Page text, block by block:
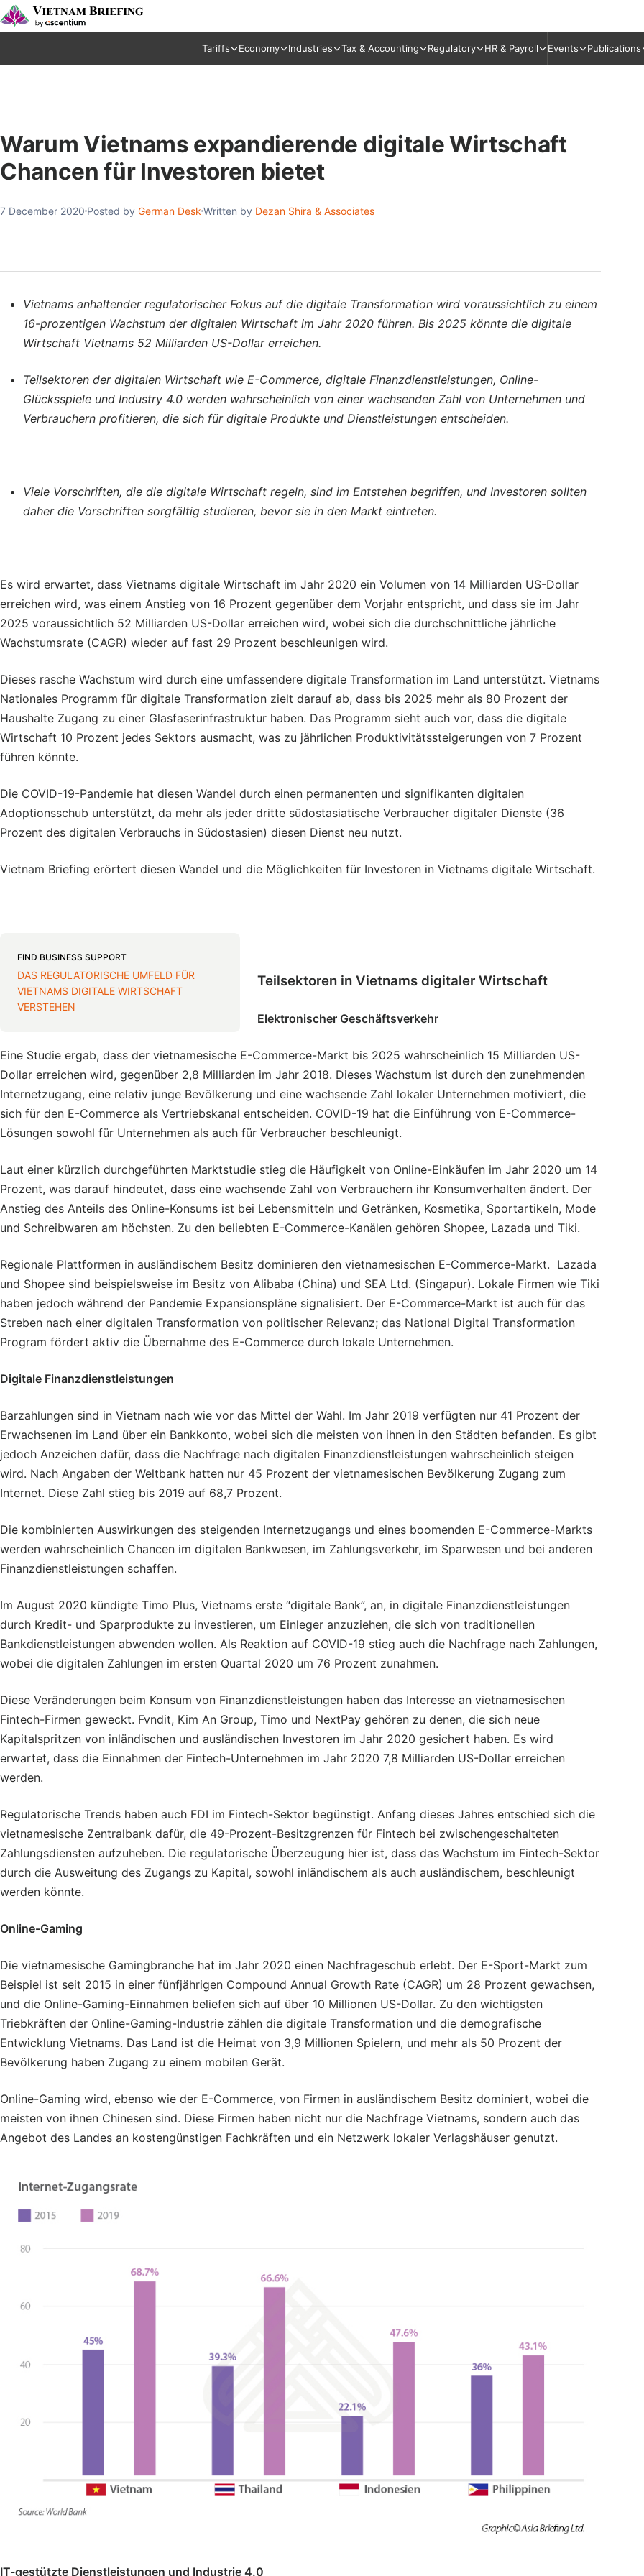
Tariffs Economy Industries Tax & Accounting Regulatory HR & Payroll Events Publications
Warum Vietnams expandierende digitale Wirtschaft
Chancen für Investoren bietet
7 December 2020 Posted by German Desk Written by Dezan Shira & Associates
Vietnams anhaltender regulatorischer Fokus auf die digitale Transformation wird voraussichtlich zu einem
16-prozentigen Wachstum der digitalen Wirtschaft im Jahr 2020 führen. Bis 2025 könnte die digitale
Wirtschaft Vietnams 52 Milliarden US-Dollar erreichen.
Teilsektoren der digitalen Wirtschaft wie E-Commerce, digitale Finanzdienstleistungen, Online-
Glücksspiele und Industry 4.0 werden wahrscheinlich von einer wachsenden Zahl von Unternehmen und
Verbrauchern profitieren, die sich für digitale Produkte und Dienstleistungen entscheiden.
Viele Vorschriften, die die digitale Wirtschaft regeln, sind im Entstehen begriffen, und Investoren sollten
daher die Vorschriften sorgfältig studieren, bevor sie in den Markt eintreten.
Es wird erwartet, dass Vietnams digitale Wirtschaft im Jahr 2020 ein Volumen von 14 Milliarden US-Dollar
erreichen wird, was einem Anstieg von 16 Prozent gegenüber dem Vorjahr entspricht, und dass sie im Jahr
2025 voraussichtlich 52 Milliarden US-Dollar erreichen wird, wobei sich die durchschnittliche jährliche
Wachstumsrate (CAGR) wieder auf fast 29 Prozent beschleunigen wird.
Dieses rasche Wachstum wird durch eine umfassendere digitale Transformation im Land unterstützt. Vietnams
Nationales Programm für digitale Transformation zielt darauf ab, dass bis 2025 mehr als 80 Prozent der
Haushalte Zugang zu einer Glasfaserinfrastruktur haben. Das Programm sieht auch vor, dass die digitale
Wirtschaft 10 Prozent jedes Sektors ausmacht, was zu jährlichen Produktivitätssteigerungen von 7 Prozent
führen könnte.
Die COVID-19-Pandemie hat diesen Wandel durch einen permanenten und signifikanten digitalen
Adoptionsschub unterstützt, da mehr als jeder dritte südostasiatische Verbraucher digitaler Dienste (36
Prozent des digitalen Verbrauchs in Südostasien) diesen Dienst neu nutzt.
Vietnam Briefing erörtert diesen Wandel und die Möglichkeiten für Investoren in Vietnams digitale Wirtschaft.
FIND BUSINESS SUPPORT
DAS REGULATORISCHE UMFELD FÜR
VIETNAMS DIGITALE WIRTSCHAFT
VERSTEHEN
Teilsektoren in Vietnams digitaler Wirtschaft
Elektronischer Geschäftsverkehr
Eine Studie ergab, dass der vietnamesische E-Commerce-Markt bis 2025 wahrscheinlich 15 Milliarden US-
Dollar erreichen wird, gegenüber 2,8 Milliarden im Jahr 2018. Dieses Wachstum ist durch den zunehmenden
Internetzugang, eine relativ junge Bevölkerung und eine wachsende Zahl lokaler Unternehmen motiviert, die
sich für den E-Commerce als Vertriebskanal entscheiden. COVID-19 hat die Einführung von E-Commerce-
Lösungen sowohl für Unternehmen als auch für Verbraucher beschleunigt.
Laut einer kürzlich durchgeführten Marktstudie stieg die Häufigkeit von Online-Einkäufen im Jahr 2020 um 14
Prozent, was darauf hindeutet, dass eine wachsende Zahl von Verbrauchern ihr Konsumverhalten ändert. Der
Anstieg des Anteils des Online-Konsums ist bei Lebensmitteln und Getränken, Kosmetika, Sportartikeln, Mode
und Schreibwaren am höchsten. Zu den beliebten E-Commerce-Kanälen gehören Shopee, Lazada und Tiki.
Regionale Plattformen in ausländischem Besitz dominieren den vietnamesischen E-Commerce-Markt. Lazada
und Shopee sind beispielsweise im Besitz von Alibaba (China) und SEA Ltd. (Singapur). Lokale Firmen wie Tiki
haben jedoch während der Pandemie Expansionspläne signalisiert. Der E-Commerce-Markt ist auch für das
Streben nach einer digitalen Transformation von politischer Relevanz; das National Digital Transformation
Program fördert aktiv die Übernahme des E-Commerce durch lokale Unternehmen.
Digitale Finanzdienstleistungen
Barzahlungen sind in Vietnam nach wie vor das Mittel der Wahl. Im Jahr 2019 verfügten nur 41 Prozent der
Erwachsenen im Land über ein Bankkonto, wobei sich die meisten von ihnen in den Städten befanden. Es gibt
jedoch Anzeichen dafür, dass die Nachfrage nach digitalen Finanzdienstleistungen wahrscheinlich steigen
wird. Nach Angaben der Weltbank hatten nur 45 Prozent der vietnamesischen Bevölkerung Zugang zum
Internet. Diese Zahl stieg bis 2019 auf 68,7 Prozent.
Die kombinierten Auswirkungen des steigenden Internetzugangs und eines boomenden E-Commerce-Markts
werden wahrscheinlich Chancen im digitalen Bankwesen, im Zahlungsverkehr, im Sparwesen und bei anderen
Finanzdienstleistungen schaffen.
Im August 2020 kündigte Timo Plus, Vietnams erste “digitale Bank”, an, in digitale Finanzdienstleistungen
durch Kredit- und Sparprodukte zu investieren, um Einleger anzuziehen, die sich von traditionellen
Bankdienstleistungen abwenden wollen. Als Reaktion auf COVID-19 stieg auch die Nachfrage nach Zahlungen,
wobei die digitalen Zahlungen im ersten Quartal 2020 um 76 Prozent zunahmen.
Diese Veränderungen beim Konsum von Finanzdienstleistungen haben das Interesse an vietnamesischen
Fintech-Firmen geweckt. Fvndit, Kim An Group, Timo und NextPay gehören zu denen, die sich neue
Kapitalspritzen von inländischen und ausländischen Investoren im Jahr 2020 gesichert haben. Es wird
erwartet, dass die Einnahmen der Fintech-Unternehmen im Jahr 2020 7,8 Milliarden US-Dollar erreichen
werden.
Regulatorische Trends haben auch FDI im Fintech-Sektor begünstigt. Anfang dieses Jahres entschied sich die
vietnamesische Zentralbank dafür, die 49-Prozent-Besitzgrenzen für Fintech bei zwischengeschalteten
Zahlungsdiensten aufzuheben. Die regulatorische Überzeugung hier ist, dass das Wachstum im Fintech-Sektor
durch die Ausweitung des Zugangs zu Kapital, sowohl inländischem als auch ausländischem, beschleunigt
werden könnte.
Online-Gaming
Die vietnamesische Gamingbranche hat im Jahr 2020 einen Nachfrageschub erlebt. Der E-Sport-Markt zum
Beispiel ist seit 2015 in einer fünfjährigen Compound Annual Growth Rate (CAGR) um 28 Prozent gewachsen,
und die Online-Gaming-Einnahmen beliefen sich auf über 10 Millionen US-Dollar. Zu den wichtigsten
Triebkräften der Online-Gaming-Industrie zählen die digitale Transformation und die demografische
Entwicklung Vietnams. Das Land ist die Heimat von 3,9 Millionen Spielern, und mehr als 50 Prozent der
Bevölkerung haben Zugang zu einem mobilen Gerät.
Online-Gaming wird, ebenso wie der E-Commerce, von Firmen in ausländischem Besitz dominiert, wobei die
meisten von ihnen Chinesen sind. Diese Firmen haben nicht nur die Nachfrage Vietnams, sondern auch das
Angebot des Landes an kostengünstigen Fachkräften und ein Netzwerk lokaler Verlagshäuser genutzt.
IT-gestützte Dienstleistungen und Industrie 4.0